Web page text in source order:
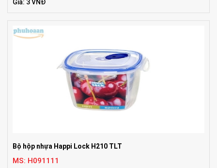
Giá: 3 VNĐ
Bộ hộp nhựa Happi Lock H210 TLT
MS: H091111